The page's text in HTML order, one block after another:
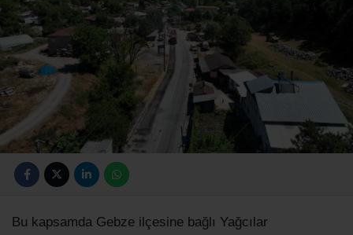
Bu kapsamda Gebze ilçesine bağlı Yağcılar